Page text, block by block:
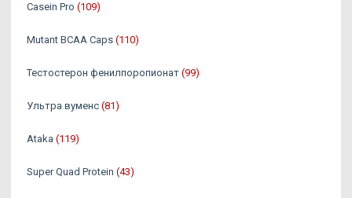
Casein Pro (109)
Mutant BCAA Caps (110)
Тестостерон фенилпоропионат (99)
Ультра вуменс (81)
Ataka (119)
Super Quad Protein (43)